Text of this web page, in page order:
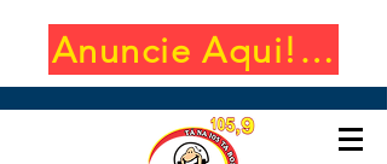
Anuncie Aqui!